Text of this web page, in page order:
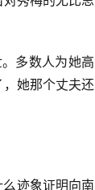
多数人为她高
她那个丈夫还
迹象证明向南